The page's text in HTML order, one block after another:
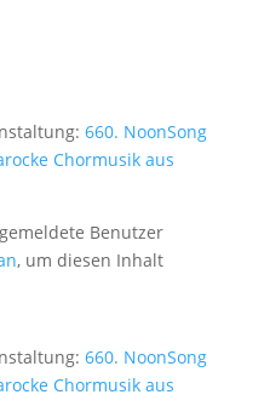
660. NoonSong
Chormusik aus
Benutzer
, um diesen Inhalt
660. NoonSong
Chormusik aus